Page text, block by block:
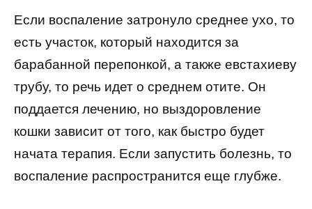
Если воспаление затронуло среднее ухо, то
есть участок, который находится за
барабанной перепонкой, а также евстахиеву
трубу, то речь идет о среднем отите. Он
поддается лечению, но выздоровление
кошки зависит от того, как быстро будет
начата терапия. Если запустить болезнь, то
воспаление распространится еще глубже.